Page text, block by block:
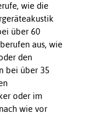
wie die
über 60
aus, wie
den
bei über 35
oder im
wie vor